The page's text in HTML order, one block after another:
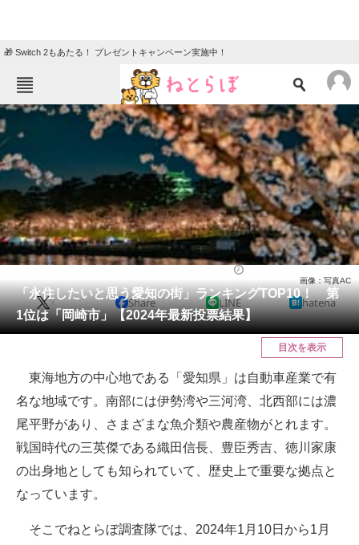
🎁 Switch 2もあたる！ プレゼントキャンペーン実施中！
ねとらぼメニュー
TOP ニュース
エンタメ クイズ
グルメ 地域
住まい 教育・育児
動物 リサーチ
会員記事
メディア
ITの今と未来を見通す
スマホと通信の最新トレンド
進化するPCとデバイスの未来
好きが集まる 比べて選べる
ビジネスと働き方のヒント
「永住したいと思う愛知の街」ランキングTOP10！ 第
1位は「岡崎市」【2024年最新投票結果】
画像：写真AC
X Share LINE hatena
目次を表示
東海地方の中心地である「愛知県」は自動車産業で有
名な地域です。南部には伊勢湾や三河湾、北西部には濃
尾平野があり、さまざまな魚介類や農産物がとれます。
戦国時代の三英傑である織田信長、豊臣秀吉、徳川家康
の出身地としても知られていて、歴史上で重要な拠点と
なっています。
そこでねとらぼ調査隊では、2024年1月10日から1月